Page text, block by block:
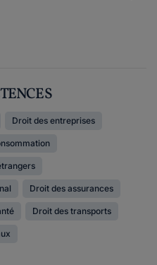
Droit des entreprises
Droit des assurances
Droit des transports